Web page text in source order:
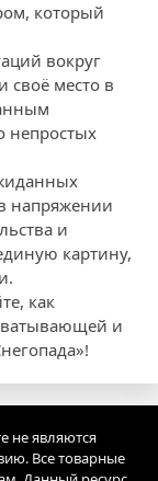
который
вокруг
своё место в
непростых
напряжении
и
картину,
как
и
не являются
Все товарные